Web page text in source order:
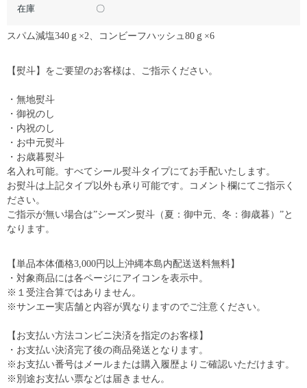
在庫 〇
スパム減塩340ｇ×2、コンビーフハッシュ80ｇ×6
【熨斗】をご要望のお客様は、ご指示ください。
・無地熨斗
・御祝のし
・内祝のし
・お中元熨斗
・お歳暮熨斗
名入れ可能。すべてシール熨斗タイプにてお手配いたします。
お熨斗は上記タイプ以外も承り可能です。コメント欄にてご指示く
ださい。
ご指示が無い場合は”シーズン熨斗（夏：御中元、冬：御歳暮）”と
なります。
【単品本体価格3,000円以上沖縄本島内配送送料無料】
・対象商品には各ページにアイコンを表示中。
※１受注合算ではありません。
※サンエー実店舗と内容が異なりますのでご注意ください。
【お支払い方法コンビニ決済を指定のお客様】
・お支払い決済完了後の商品発送となります。
※お支払い番号はメールまたは購入履歴よりご確認いただけます。
※別途お支払い票などは届きません。